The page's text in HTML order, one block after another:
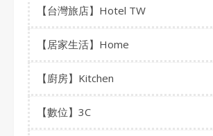
【台灣旅店】Hotel TW
【居家生活】Home
【廚房】Kitchen
【數位】3C